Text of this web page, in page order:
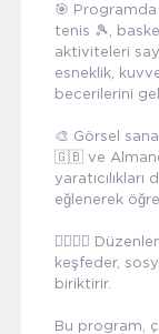
🎯
tenis 🎾,
aktiviteleri
esneklik,
becerilerini
🎨 Görsel
🇬🇧 ve
eğlenerek
🚶‍♂️🚶‍♀️
keşfeder,
biriktirir.
Bu program,